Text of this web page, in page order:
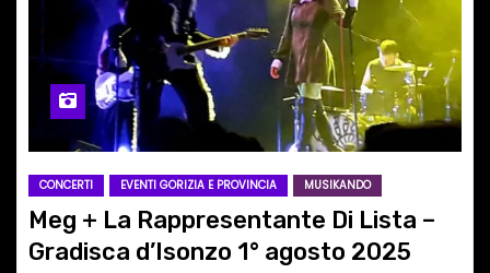
CONCERTI EVENTI GORIZIA E PROVINCIA MUSIKANDO
Meg + La Rappresentante Di Lista –
Gradisca d’Isonzo 1° agosto 2025